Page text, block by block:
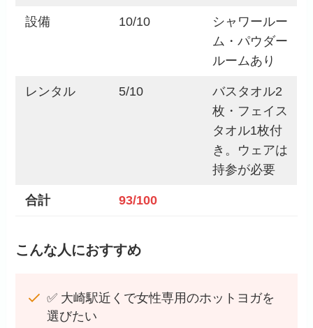
設備 10/10
シャワールー
ム・パウダー
ルームあり
レンタル 5/10
バスタオル2
枚・フェイス
タオル1枚付
き。ウェアは
持参が必要
合計 93/100
こんな人におすすめ
✅ 大崎駅近くで女性専用のホットヨガを
選びたい